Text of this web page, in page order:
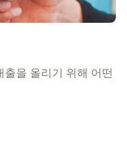
을 올리기 위해 어떤